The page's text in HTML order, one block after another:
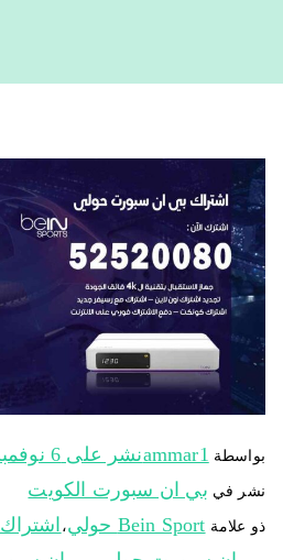
بواسطة ammar1نشر على 6 نوفمبر، 2020
نشر في بي ان سبورت الكويت
ذو علامة Bein Sport حولي ،